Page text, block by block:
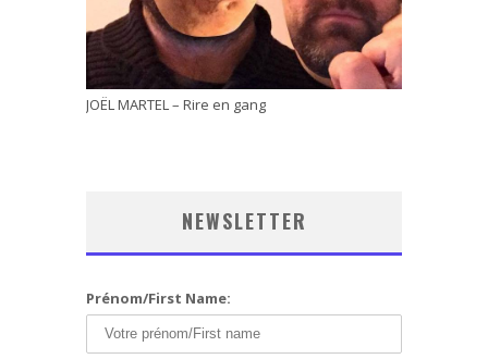
JOËL MARTEL – Rire en gang
NEWSLETTER
Prénom/First Name: